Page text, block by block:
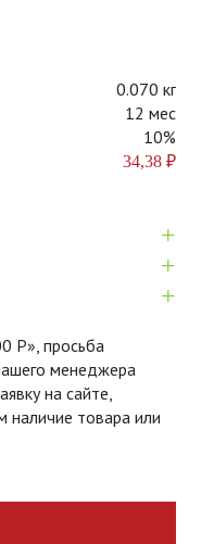
0.070 кг
12 мес
10%
34,38 ₽
+
+
+
Р», просьба
менеджера
на сайте,
наличие товара или